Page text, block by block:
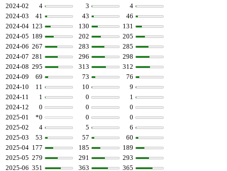
2024-02
4 3
4
2024-03
41 43
46
2024-04 123 130
131
2024-05 189 202
205
2024-06 267 283
285
2024-07 281 296
298
2024-08 295 313
312
2024-09
69 73
76
2024-10
11 10
9
2024-11
1 0
1
2024-12
0 0
0
2025-01
*0 0
0
2025-02
4 5
6
2025-03
53 57
60
2025-04 177 185
189
2025-05 279 291
293
2025-06 351 363 365